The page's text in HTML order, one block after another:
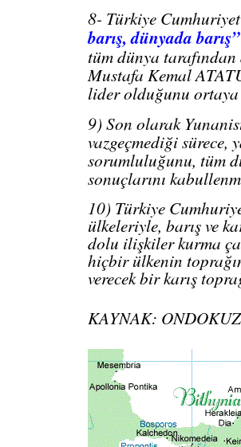
8- Türkiye
barış, dünyada barış”
tüm dünya
Mustafa Kemal
lider olduğunu ortaya
9) Son olarak
vazgeçmediği sürece,
sorumluluğunu, tüm
sonuçlarını
10) Türkiye
ülkeleriyle, barış ve
dolu ilişkiler kurma
hiçbir ülkenin
verecek bir karış
KAYNAK: